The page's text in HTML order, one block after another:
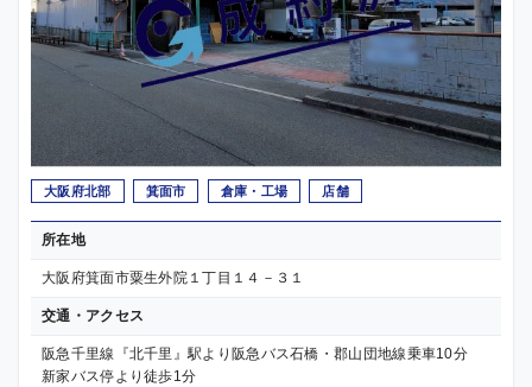
大阪府北部 箕面市 倉庫・工場 店舗
所在地
大阪府箕面市粟生外院１丁目１４－３１
交通・アクセス
阪急千里線『北千里』駅より阪急バス石橋・郡山団地線乗車10分
新家バス停より徒歩1分